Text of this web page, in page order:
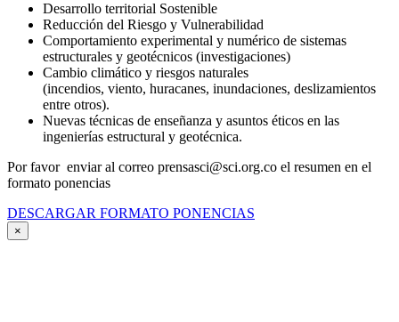
Desarrollo territorial Sostenible
Reducción del Riesgo y Vulnerabilidad
Comportamiento experimental y numérico de sistemas
estructurales y geotécnicos (investigaciones)
Cambio climático y riesgos naturales
(incendios, viento, huracanes, inundaciones, deslizamientos
entre otros).
Nuevas técnicas de enseñanza y asuntos éticos en las
ingenierías estructural y geotécnica.
Por favor enviar al correo prensasci@sci.org.co el resumen en el
formato ponencias
DESCARGAR FORMATO PONENCIAS
×